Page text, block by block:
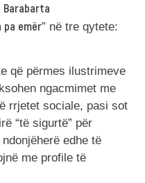
Barabarta
pa emër” në tre qytete:
që përmes ilustrimeve
ngacmimet me
rrjetet sociale, pasi sot
“të sigurtë” për
edhe të
me profile të